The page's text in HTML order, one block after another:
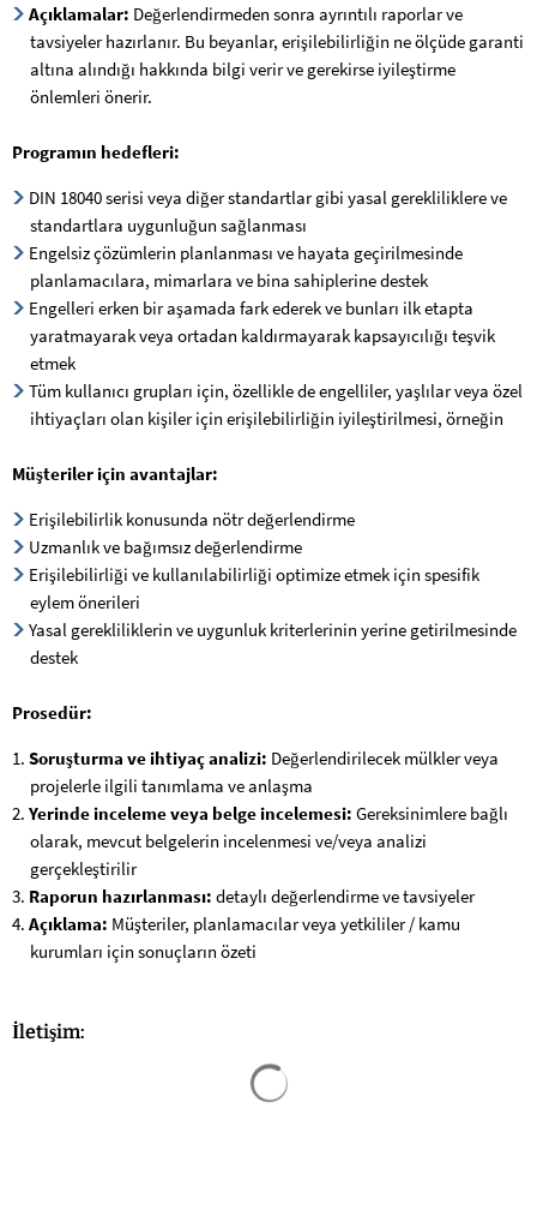
Açıklamalar: Değerlendirmeden sonra ayrıntılı raporlar ve
tavsiyeler hazırlanır. Bu beyanlar, erişilebilirliğin ne ölçüde garanti
altına alındığı hakkında bilgi verir ve gerekirse iyileştirme
önlemleri önerir.
Programın hedefleri:
DIN 18040 serisi veya diğer standartlar gibi yasal gerekliliklere ve
standartlara uygunluğun sağlanması
Engelsiz çözümlerin planlanması ve hayata geçirilmesinde
planlamacılara, mimarlara ve bina sahiplerine destek
Engelleri erken bir aşamada fark ederek ve bunları ilk etapta
yaratmayarak veya ortadan kaldırmayarak kapsayıcılığı teşvik
etmek
Tüm kullanıcı grupları için, özellikle de engelliler, yaşlılar veya özel
ihtiyaçları olan kişiler için erişilebilirliğin iyileştirilmesi, örneğin
Müşteriler için avantajlar:
Erişilebilirlik konusunda nötr değerlendirme
Uzmanlık ve bağımsız değerlendirme
Erişilebilirliği ve kullanılabilirliği optimize etmek için spesifik
eylem önerileri
Yasal gerekliliklerin ve uygunluk kriterlerinin yerine getirilmesinde
destek
Prosedür:
Soruşturma ve ihtiyaç analizi: Değerlendirilecek mülkler veya
projelerle ilgili tanımlama ve anlaşma
Yerinde inceleme veya belge incelemesi: Gereksinimlere bağlı
olarak, mevcut belgelerin incelenmesi ve/veya analizi
gerçekleştirilir
Raporun hazırlanması: detaylı değerlendirme ve tavsiyeler
Açıklama: Müşteriler, planlamacılar veya yetkililer / kamu
kurumları için sonuçların özeti
İletişim: